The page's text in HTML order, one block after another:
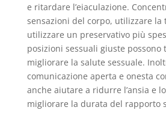
e ritardare l’eiaculazione.
sensazioni del corpo, utilizzare la
utilizzare un preservativo più
posizioni sessuali giuste
migliorare la salute sessuale.
comunicazione aperta e onesta
anche aiutare a ridurre l’ansia e
migliorare la durata del rapporto